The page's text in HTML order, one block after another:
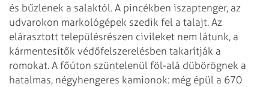
és bűzlenek a salaktól. A pincékben iszaptenger, az
udvarokon markológépek szedik fel a talajt. Az
elárasztott településrészen civileket nem látunk, a
kármentesítők védőfelszerelésben takarítják a
romokat. A főúton szüntelenül föl-alá dübörögnek a
hatalmas, négyhengeres kamionok: még épül a 670